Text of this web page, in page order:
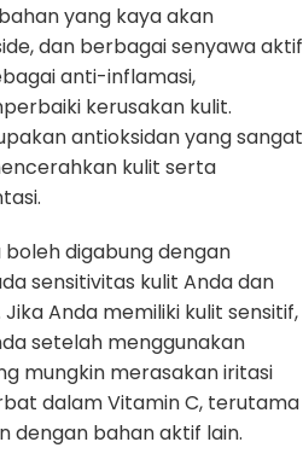
yang kaya akan
dan berbagai senyawa aktif
anti-inflamasi,
kerusakan kulit.
antioksidan yang sangat
kulit serta
digabung dengan
sensitivitas kulit Anda dan
Anda memiliki kulit sensitif,
setelah menggunakan
mungkin merasakan iritasi
dalam Vitamin C, terutama
dengan bahan aktif lain.